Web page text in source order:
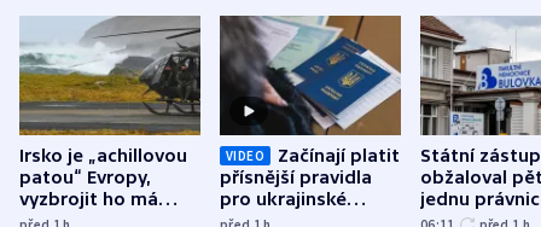
Irsko je „achillovou
patou“ Evropy,
vyzbrojit ho má
Francie
VIDEO
Začínají platit
přísnější pravidla
pro ukrajinské
uprchlíky
Státní
obžaloval
jednu
osobu v